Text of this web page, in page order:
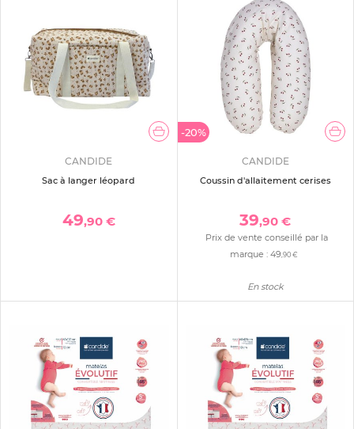
CANDIDE
Sac à langer léopard
49,90 €
-20%
CANDIDE
Coussin d'allaitement cerises
39,90 €
Prix de vente conseillé par la
marque : 49,90 €
En stock